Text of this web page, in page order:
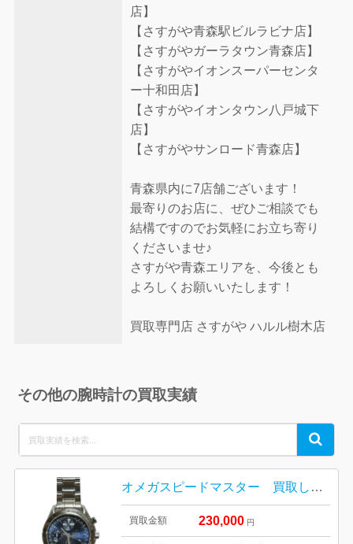
店】
【さすがや青森駅ビルラビナ店】
【さすがやガーラタウン青森店】
【さすがやイオンスーパーセンタ
ー十和田店】
【さすがやイオンタウン八戸城下
店】
【さすがやサンロード青森店】
青森県内に7店舗ございます！
最寄りのお店に、ぜひご相談でも
結構ですのでお気軽にお立ち寄り
くださいませ♪
さすがや青森エリアを、今後とも
よろしくお願いいたします！
買取専門店 さすがや ハルル樹木店
その他の腕時計の買取実績
for:
Search
オメガスピードマスター 買取しました！さすがや音更店
買取金額 230,000 円